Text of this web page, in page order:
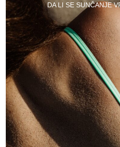
DA LI SE SUNČANJE